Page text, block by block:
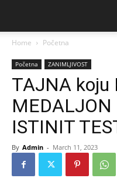
Home Početna
Početna ZANIMLJIVOST
TAJNA koju
ISTINIT
By Admin - March 11, 2023